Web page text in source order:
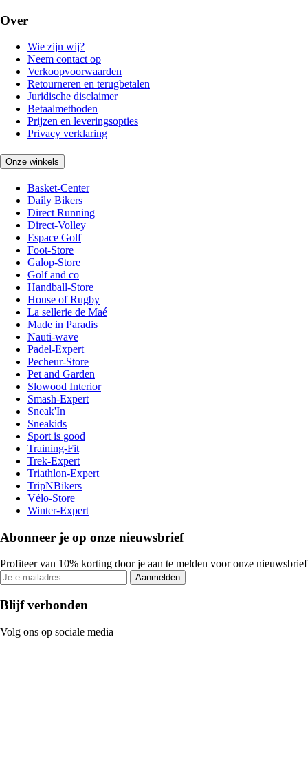
Over
Wie zijn wij?
Neem contact op
Verkoopvoorwaarden
Retourneren en terugbetalen
Juridische disclaimer
Betaalmethoden
Prijzen en leveringsopties
Privacy verklaring
Onze winkels
Basket-Center
Daily Bikers
Direct Running
Direct-Volley
Espace Golf
Foot-Store
Galop-Store
Golf and co
Handball-Store
House of Rugby
La sellerie de Maé
Made in Paradis
Nauti-wave
Padel-Expert
Pecheur-Store
Pet and Garden
Slowood Interior
Smash-Expert
Sneak'In
Sneakids
Sport is good
Training-Fit
Trek-Expert
Triathlon-Expert
TripNBikers
Vélo-Store
Winter-Expert
Abonneer je op onze nieuwsbrief
Profiteer van 10% korting door je aan te melden voor onze nieuwsbrief
Aanmelden
Blijf verbonden
Volg ons op sociale media